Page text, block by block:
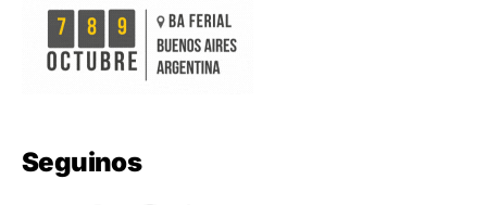
Seguinos